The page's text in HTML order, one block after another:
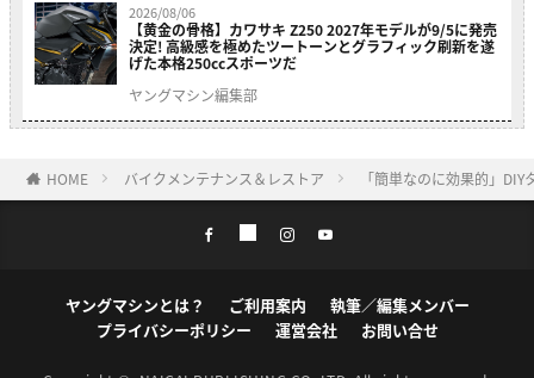
2026/08/06
【黄金の骨格】カワサキ Z250 2027年モデルが9/5に発売
決定! 高級感を極めたツートーンとグラフィック刷新を遂
げた本格250ccスポーツだ
ヤングマシン編集部
HOME バイクメンテナンス＆レストア 「簡単なのに効果的」
ヤングマシンとは？ ご利用案内
執筆／編集メンバー
プライバシーポリシー
運営会社 お問い合せ